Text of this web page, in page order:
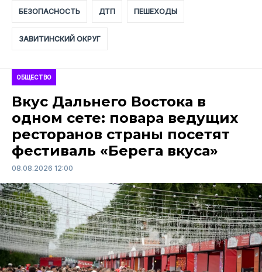
БЕЗОПАСНОСТЬ ДТП ПЕШЕХОДЫ
ЗАВИТИНСКИЙ ОКРУГ
ОБЩЕСТВО
Вкус Дальнего Востока в
одном сете: повара ведущих
ресторанов страны посетят
фестиваль «Берега вкуса»
08.08.2026 12:00